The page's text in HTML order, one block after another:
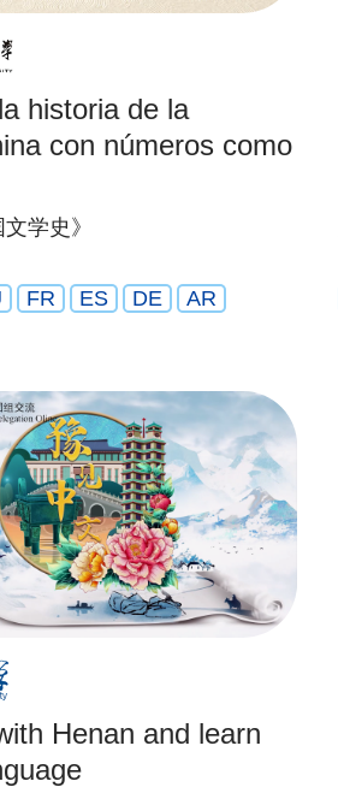
historia de la
con números como
学史》
FR ES DE AR
Henan and learn